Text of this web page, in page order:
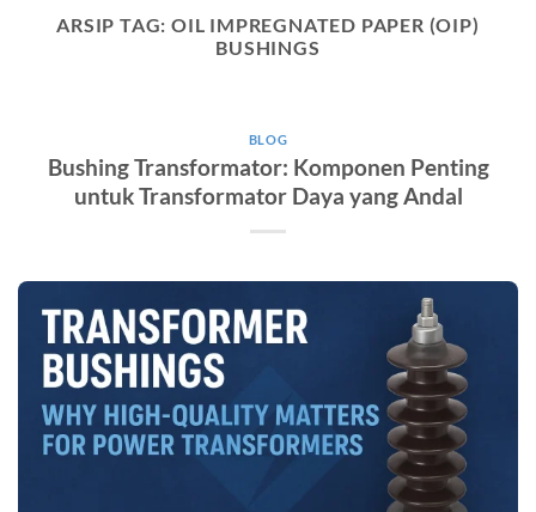
ARSIP TAG:OIL IMPREGNATED PAPER (OIP)
BUSHINGS
BLOG
Bushing Transformator: Komponen Penting
untuk Transformator Daya yang Andal